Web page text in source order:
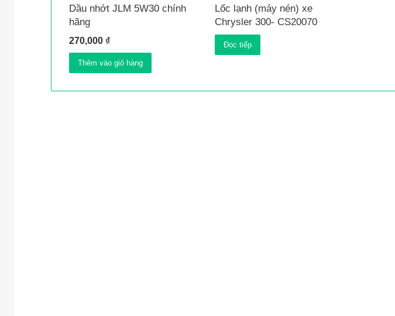
Dầu nhớt JLM 5W30 chính
hãng
270,000 ₫
Thêm vào giỏ hàng
Lốc lạnh (máy nén) xe
Chrysler 300- CS20070
Đọc tiếp